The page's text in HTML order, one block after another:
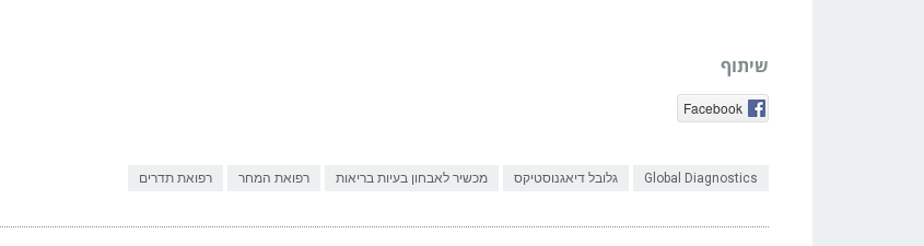
שיתוף
Facebook
Global Diagnostics גלובל דיאגנוסטיקס מכשיר לאבחון בעיות בריאות רפואת המחר רפואת תדרים